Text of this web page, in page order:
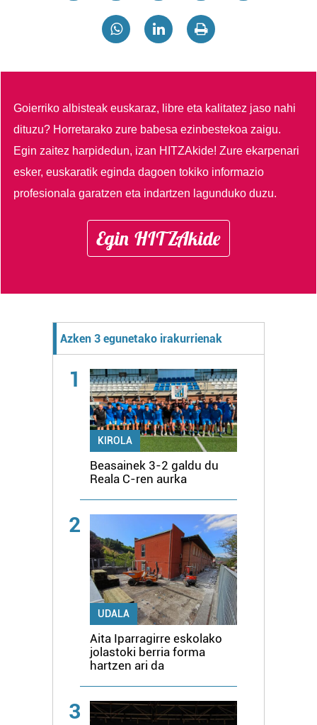
Goierriko albisteak euskaraz, libre eta kalitatez jaso nahi
dituzu? Horretarako zure babesa ezinbestekoa zaigu.
Egin zaitez harpidedun, izan HITZAkide!Zure ekarpenari
esker, euskaratik eginda dagoen tokiko informazio
profesionala garatzen eta indartzen lagunduko duzu.
Egin HITZAkide
Azken 3 egunetako irakurrienak
1
KIROLA
Beasainek 3-2 galdu du
Reala C-ren aurka
2
UDALA
Aita Iparragirre eskolako
jolastoki berria forma
hartzen ari da
3